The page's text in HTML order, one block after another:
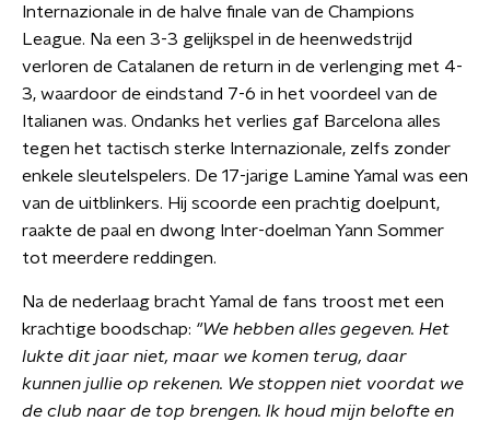
Internazionale in de halve finale van de Champions
League. Na een 3-3 gelijkspel in de heenwedstrijd
verloren de Catalanen de return in de verlenging met 4-
3, waardoor de eindstand 7-6 in het voordeel van de
Italianen was. Ondanks het verlies gaf Barcelona alles
tegen het tactisch sterke Internazionale, zelfs zonder
enkele sleutelspelers. De 17-jarige Lamine Yamal was een
van de uitblinkers. Hij scoorde een prachtig doelpunt,
raakte de paal en dwong Inter-doelman Yann Sommer
tot meerdere reddingen.
Na de nederlaag bracht Yamal de fans troost met een
krachtige boodschap: "We hebben alles gegeven. Het
lukte dit jaar niet, maar we komen terug, daar
kunnen jullie op rekenen. We stoppen niet voordat we
de club naar de top brengen. Ik houd mijn belofte en